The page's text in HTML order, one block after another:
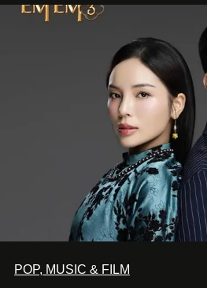
POP, MUSIC & FILM